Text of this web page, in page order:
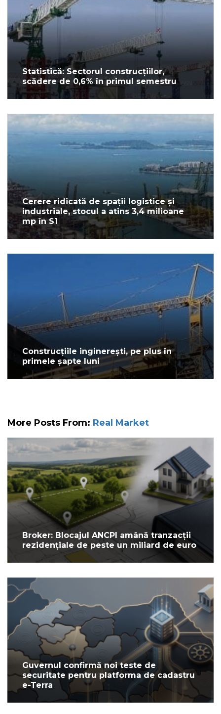
Statistică: Sectorul construcțiilor,
scădere de 0,6% în primul semestru
Cerere ridicată de spații logistice și
industriale, stocul a atins 3,4 milioane
mp în S1
Construcțiile inginerești, pe plus în
primele șapte luni
More Posts From: Real Market
Broker: Blocajul ANCPI amână tranzacții
rezidențiale de peste un miliard de euro
Guvernul confirmă noi teste de
securitate pentru platforma de cadastru
e-Terra